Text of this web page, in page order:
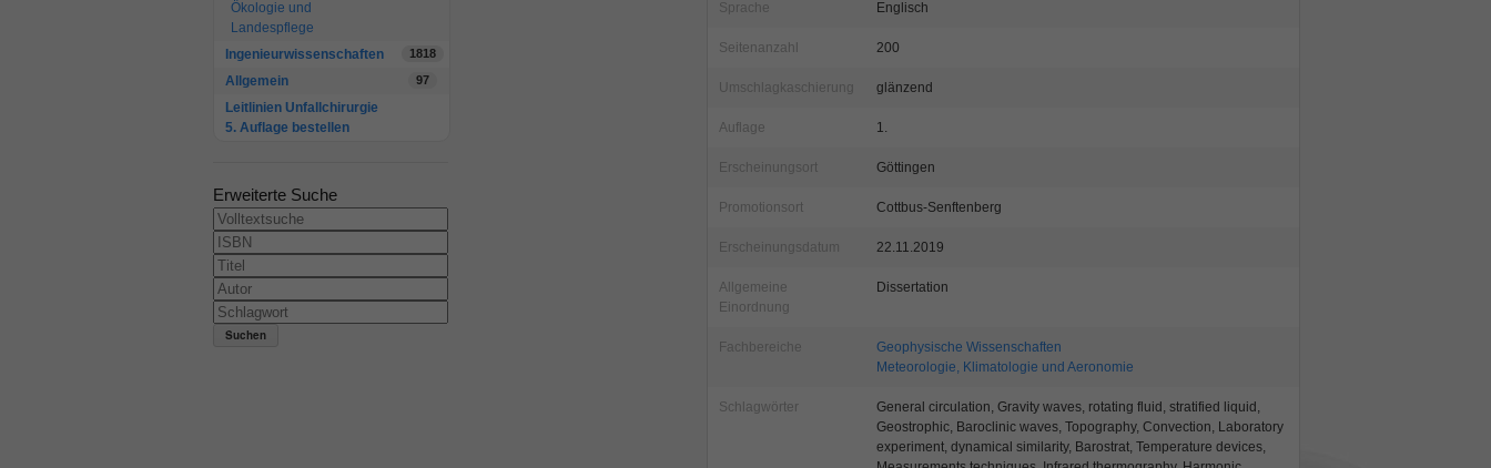
Ökologie und
Landespflege
Ingenieurwissenschaften 1818
Allgemein 97
Leitlinien Unfallchirurgie
5. Auflage bestellen
Erweiterte Suche
Sprache Englisch
Seitenanzahl 200
Umschlagkaschierung glänzend
Auflage 1.
Erscheinungsort Göttingen
Promotionsort Cottbus-Senftenberg
Erscheinungsdatum 22.11.2019
Allgemeine
Einordnung
Dissertation
Fachbereiche
Geophysische Wissenschaften
Meteorologie, Klimatologie und Aeronomie
Schlagwörter
General circulation, Gravity waves, rotating fluid, stratified liquid,
Geostrophic, Baroclinic waves, Topography, Convection, Laboratory
experiment, dynamical similarity, Barostrat, Temperature devices,